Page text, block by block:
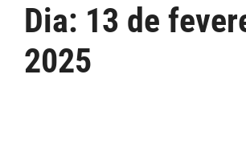
Dia: 13 de
2025